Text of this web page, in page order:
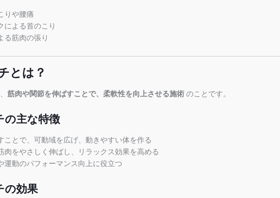
りや腰痛
による首のこり
る筋肉の張り
とは？
筋肉や関節を伸ばすことで、柔軟性を向上させる施術 のことです。
の主な特徴
ことで、可動域を広げ、動きやすい体を作る
肉をやさしく伸ばし、リラックス効果を高める
運動のパフォーマンス向上に役立つ
の効果